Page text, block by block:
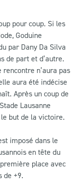
pour coup. Si les
Goduine
par Dany Da Silva
de part et d’autre.
n’aura pas
aura été indécise
Après un coup de
Lausanne
but de la victoire.
imposé dans le
en tête du
place avec
de +9.